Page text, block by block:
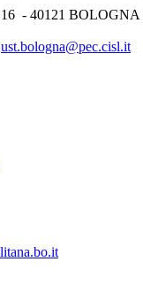
- 40121 BOLOGNA
ust.bologna@pec.cisl.it